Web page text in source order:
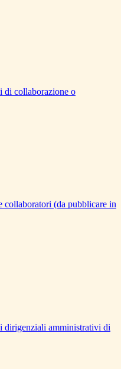
di collaborazione o
collaboratori (da pubblicare in
dirigenziali amministrativi di